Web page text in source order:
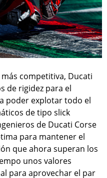
competitiva, Ducati
de rigidez para el
poder explotar todo el
de tipo slick
de Ducati Corse
para mantener el
que ahora superan los
unos valores
para aprovechar el par